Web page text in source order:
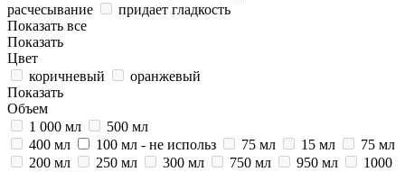
расчесывание
придает гладкость
Показать все
Показать
Цвет
коричневый
оранжевый
Показать
Объем
1 000 мл
500 мл
400 мл
100 мл - не использ 75 мл 15 мл
75 мл
200 мл
250 мл 300 мл 750 мл 950 мл
1000